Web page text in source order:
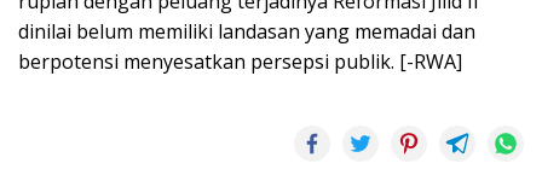
dinilai belum memiliki landasan yang memadai dan
berpotensi menyesatkan persepsi publik. [-RWA]